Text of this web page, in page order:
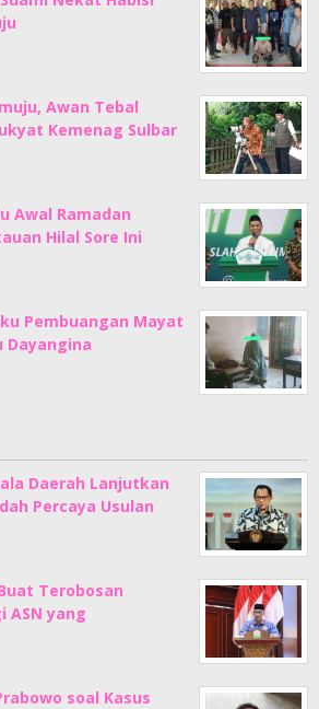
Awan Tebal
Kemenag Sulbar
Awal Ramadan
Hilal Sore Ini
Pembuangan Mayat
Dayangina
Daerah Lanjutkan
Percaya Usulan
Terobosan
ASN yang
soal Kasus